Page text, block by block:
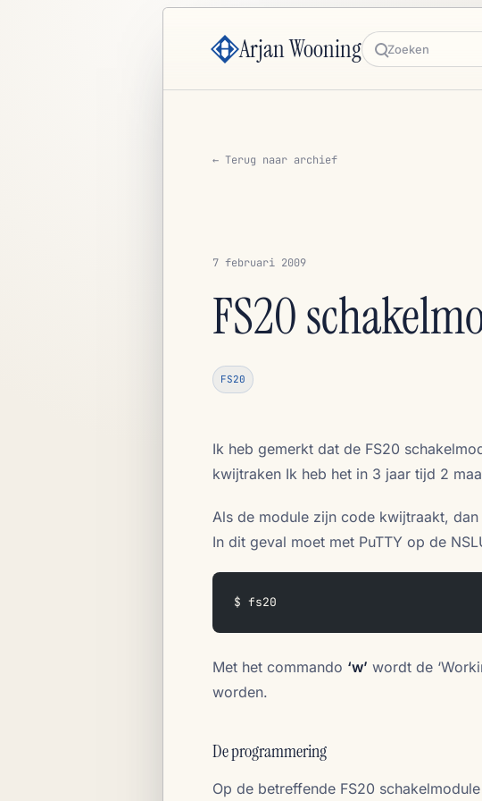
Arjan Wooning Zoeken
← Terug naar archief
7 februari 2009
FS20
FS20
Ik heb gemerkt dat de FS20
kwijtraken Ik heb het in 3 jaar tijd 2
Als de module zijn code kwijtraakt,
In dit geval moet met PuTTY op de
$ fs20
Met het commando ‘w’ wordt de
worden.
De programmering
Op de betreffende FS20